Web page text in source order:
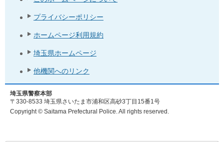
プライバシーポリシー
ホームページ利用規約
埼玉県ホームページ
他機関へのリンク
埼玉県警察本部
〒330-8533 埼玉県さいたま市浦和区高砂3丁目15番1号
Copyright © Saitama Prefectural Police. All rights reserved.